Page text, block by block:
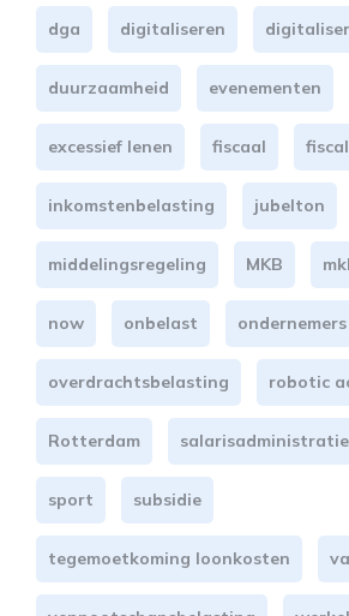
dga digitaliseren
duurzaamheid evenementen
excessief lenen fiscaal
inkomstenbelasting jubelton
middelingsregeling MKB
now onbelast ondernemers
overdrachtsbelasting robotic
Rotterdam salarisadministratie
sport subsidie
tegemoetkoming loonkosten